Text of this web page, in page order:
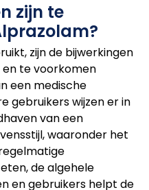
zijn te
zijn de bijwerkingen
te voorkomen
een medische
gebruikers wijzen er in
van een
waaronder het
de algehele
en gebruikers helpt de